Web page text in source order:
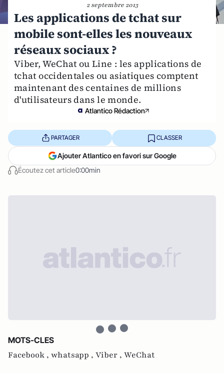
2 septembre 2013
Les applications de tchat sur
mobile sont-elles les nouveaux
réseaux sociaux ?
Viber, WeChat ou Line : les applications de
tchat occidentales ou asiatiques comptent
maintenant des centaines de millions
d'utilisateurs dans le monde.
Atlantico Rédaction
Écoutez cet article0:00min
PARTAGER CLASSER
Ajouter Atlantico en favori sur Google
MOTS-CLES
Facebook , whatsapp , Viber , WeChat